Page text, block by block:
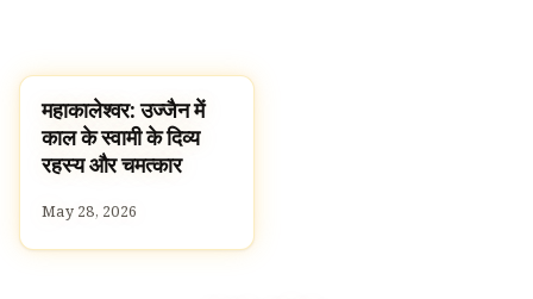
TEMPLES
महाकालेश्वर: उज्जैन में
काल के स्वामी के दिव्य
रहस्य और चमत्कार
May 28, 2026